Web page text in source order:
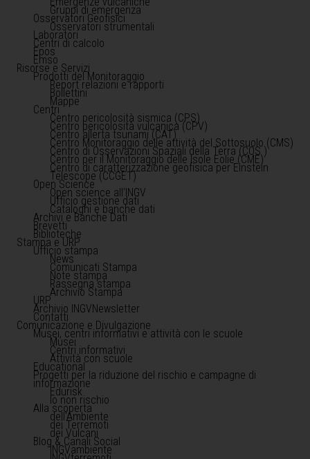
Gruppi di emergenza
Osservatori Geofisici
Osservatori strumentali
Laboratori
Centri di calcolo
Epos
Emso
Risorse e Servizi
Prodotti del Monitoraggio
Report relazioni e rapporti
Bollettini
Mappe
Centri
Centro pericolosità sismica (CPS)
Centro pericolosità vulcanica (CPV)
Centro allerta tsunami (CAT)
Centro Monitoraggio delle attività del Sottosuolo (CMS)
Centro di Osservazioni Spaziali della Terra (COS )
Centro per il Monitoraggio delle Isole Eolie (CME)
Centro di caratterizzazione geofisica per Einstein
Telescope (CCGET)
Open Science
Open science all'INGV
Ufficio gestione dati
Cataloghi e banche dati
Archivi e Banche Dati
Brevetti
Biblioteche
Stampa e URP
Ufficio stampa
News
Comunicati Stampa
Note stampa
Rassegna stampa
Archivio Stampa
URP
Archivio INGVNewsletter
Contatti
Comunicazione e Divulgazione
Musei, centri informativi e attività con le scuole
Musei
Centri informativi
Attività con scuole
Educational
Progetti per la riduzione del rischio e campagne di
informazione
Edurisk
Io non rischio
Alla scoperta
dell'Ambiente
dei Terremoti
dei Vulcani
Blog & Canali Social
INGVambiente